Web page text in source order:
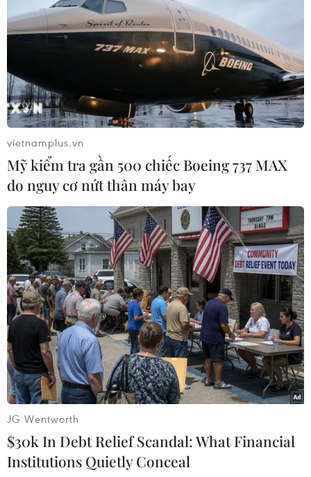
#Anh hùng lực lượng vũ trang Nhân dân
#Bệnh viện Trung ương Quân đội 108
#VietnamPlus
TIN LIÊN QUAN
vietnamplus.vn
Mỹ kiểm tra gần 500 chiếc Boeing 737 MAX
do nguy cơ nứt thân máy bay
JG Wentworth
$30k In Debt Relief Scandal: What Financial
Institutions Quietly Conceal